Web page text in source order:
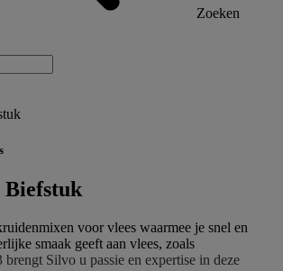
Zoeken
voor vlees waarmee je snel en
smaak geeft aan vlees, zoals
brengt Silvo u passie en expertise in deze